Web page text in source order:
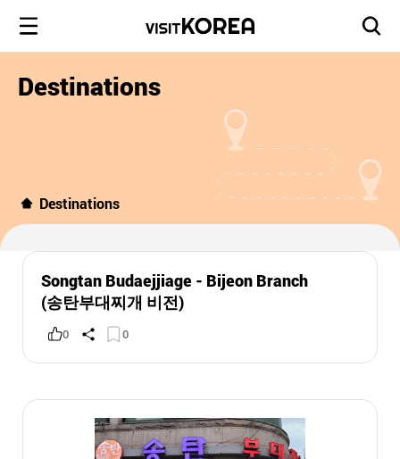
Destinations
Destinations
Songtan Budaejjiage - Bijeon Branch
(송탄부대찌개 비전)
0 0